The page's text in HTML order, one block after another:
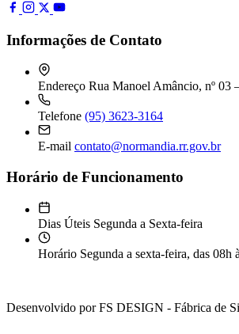
Informações de Contato
Endereço Rua Manoel Amâncio, nº
Telefone (95) 3623-3164
E-mail contato@normandia.rr.gov.br
Horário de Funcionamento
Dias Úteis Segunda a Sexta-feira
Horário Segunda a sexta-feira, das 08h
Desenvolvido por FS DESIGN - Fábrica de